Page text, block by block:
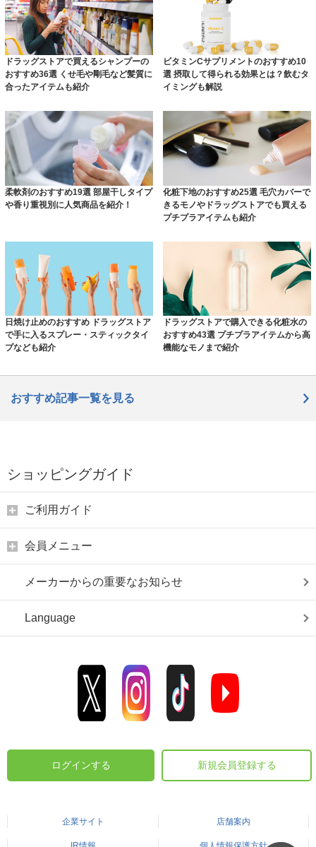
ドラッグストアで買えるシャンプーの
おすすめ36選 くせ毛や剛毛など髪質に
合ったアイテムも紹介
ビタミンCサプリメントのおすすめ10
選 摂取して得られる効果とは？飲むタ
イミングも解説
柔軟剤のおすすめ19選 部屋干しタイプ
や香り重視別に人気商品を紹介！
化粧下地のおすすめ25選 毛穴カバーで
きるモノやドラッグストアでも買える
プチプラアイテムも紹介
日焼け止めのおすすめ ドラッグストア
で手に入るスプレー・スティックタイ
プなども紹介
ドラッグストアで購入できる化粧水の
おすすめ43選 プチプラアイテムから高
機能なモノまで紹介
おすすめ記事一覧を見る
ショッピングガイド
ご利用ガイド
会員メニュー
メーカーからの重要なお知らせ
Language
ログインする 新規会員登録する
企業サイト 店舗案内